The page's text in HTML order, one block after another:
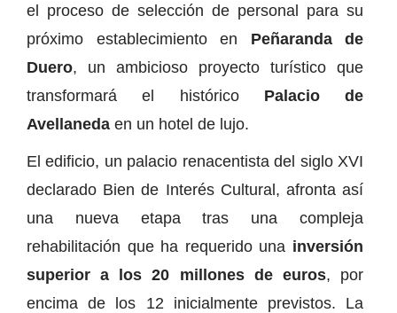
el proceso de selección de personal para su
próximo establecimiento en Peñaranda de
Duero, un ambicioso proyecto turístico que
transformará el histórico Palacio de
Avellaneda en un hotel de lujo.
El edificio, un palacio renacentista del siglo XVI
declarado Bien de Interés Cultural, afronta así
una nueva etapa tras una compleja
rehabilitación que ha requerido una inversión
superior a los 20 millones de euros, por
encima de los 12 inicialmente previstos. La